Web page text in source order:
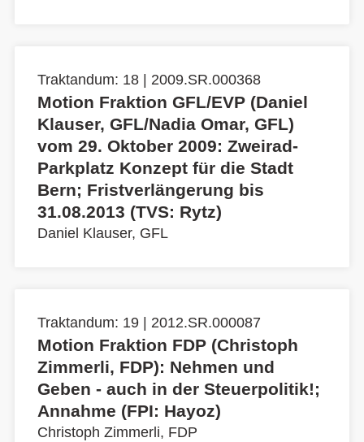
Traktandum: 18 | 2009.SR.000368
Motion Fraktion GFL/EVP (Daniel
Klauser, GFL/Nadia Omar, GFL)
vom 29. Oktober 2009: Zweirad-
Parkplatz Konzept für die Stadt
Bern; Fristverlängerung bis
31.08.2013 (TVS: Rytz)
Daniel Klauser, GFL
Traktandum: 19 | 2012.SR.000087
Motion Fraktion FDP (Christoph
Zimmerli, FDP): Nehmen und
Geben - auch in der Steuerpolitik!;
Annahme (FPI: Hayoz)
Christoph Zimmerli, FDP